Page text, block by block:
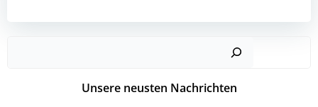
Unsere neusten Nachrichten